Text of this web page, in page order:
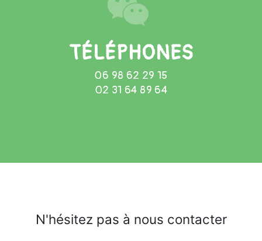
TÉLÉPHONES
06 98 62 29 15
02 31 64 89 64
N'hésitez pas à nous contacter